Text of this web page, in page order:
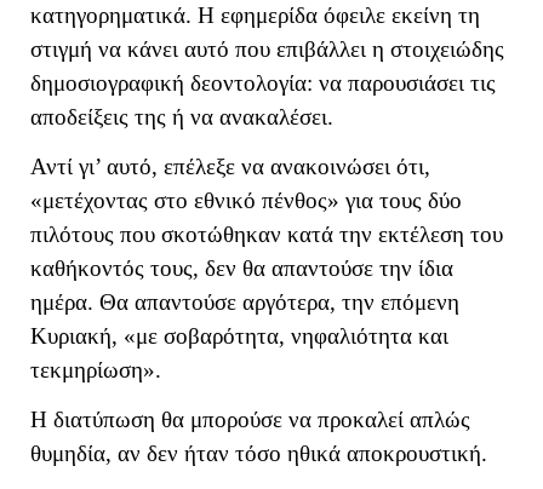
κατηγορηματικά. Η εφημερίδα όφειλε εκείνη τη
στιγμή να κάνει αυτό που επιβάλλει η στοιχειώδης
δημοσιογραφική δεοντολογία: να παρουσιάσει τις
αποδείξεις της ή να ανακαλέσει.
Αντί γι’ αυτό, επέλεξε να ανακοινώσει ότι,
«μετέχοντας στο εθνικό πένθος» για τους δύο
πιλότους που σκοτώθηκαν κατά την εκτέλεση του
καθήκοντός τους, δεν θα απαντούσε την ίδια
ημέρα. Θα απαντούσε αργότερα, την επόμενη
Κυριακή, «με σοβαρότητα, νηφαλιότητα και
τεκμηρίωση».
Η διατύπωση θα μπορούσε να προκαλεί απλώς
θυμηδία, αν δεν ήταν τόσο ηθικά αποκρουστική.